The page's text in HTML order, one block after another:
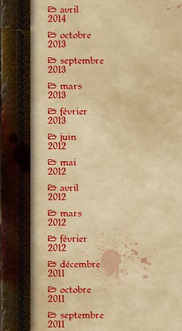
avril
2014
octobre
2013
septembre
2013
mars
2013
février
2013
juin
2012
mai
2012
avril
2012
mars
2012
février
2012
décembre
2011
octobre
2011
septembre
2011